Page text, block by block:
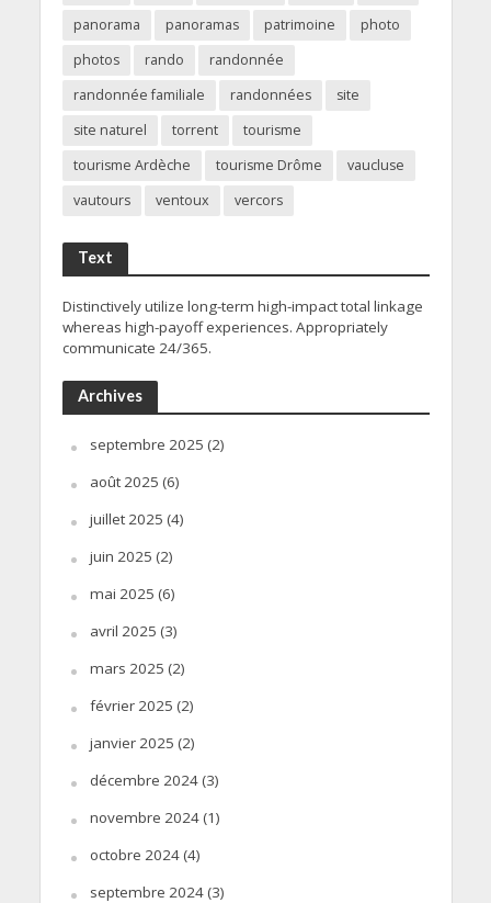
panorama
panoramas patrimoine
photo
photos
rando
randonnée
randonnée familiale
randonnées
site
site naturel
torrent
tourisme
tourisme Ardèche
tourisme Drôme
vaucluse
vautours
ventoux vercors
Text
Distinctively utilize long-term high-impact total linkage
whereas high-payoff experiences. Appropriately
communicate 24/365.
Archives
septembre 2025 (2)
août 2025 (6)
juillet 2025 (4)
juin 2025 (2)
mai 2025 (6)
avril 2025 (3)
mars 2025 (2)
février 2025 (2)
janvier 2025 (2)
décembre 2024(3)
novembre 2024(1)
octobre 2024(4)
septembre 2024(3)